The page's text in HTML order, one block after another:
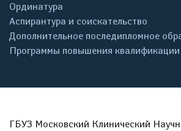
Ординатура
Аспирантура и соискательство
Дополнительное последипломное
Программы повышения
ГБУЗ Московский Клинический